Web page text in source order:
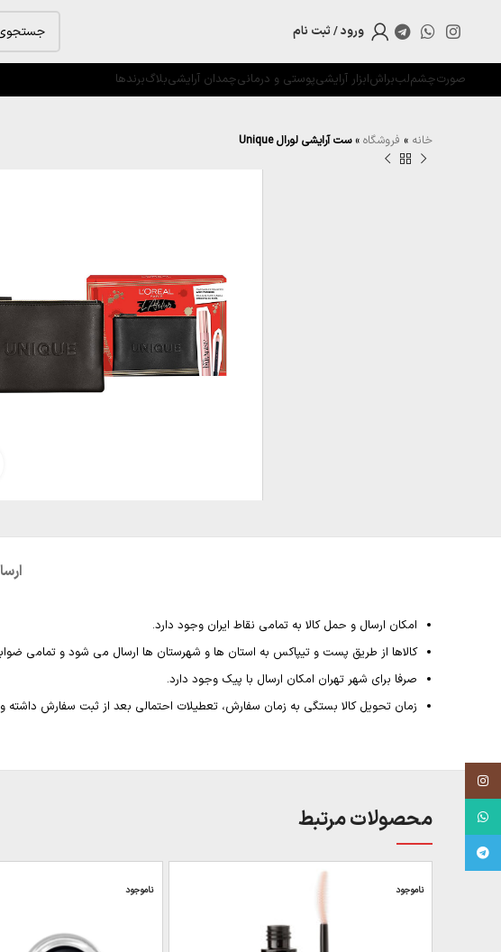
ورود / ثبت نام
صورتچشملببراشابزار آرایشیپوستی و درمانیچمدان آرایشیبلاگبرندها
خانه » فروشگاه »ست آرایشی لورال Unique
امکان ارسال و حمل کالا به تمامی نقاط ایران وجود دارد.
کالاها از طریق پست و تیپاکس به استان ها و شهرستان ها ارسال می شود و تمامی
صرفا برای شهر تهران امکان ارسال با پیک وجود دارد.
زمان تحویل کالا بستگی به زمان سفارش، تعطیلات احتمالی بعد از ثبت سفارش داشته و از 24 الی 72 ساعت متغیر می
محصولات مرتبط
ناموجود ناموجود
WhatsApp